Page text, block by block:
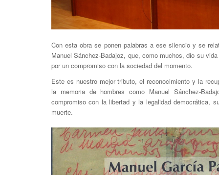
Con esta obra se ponen palabras a ese silencio y se
Manuel Sánchez-Badajoz, que, como muchos, dio su
por un compromiso con la sociedad del momento.
Este es nuestro mejor tributo, el reconocimiento y la
la memoria de hombres como Manuel Sánchez-
compromiso con la libertad y la legalidad democrática,
muerte.